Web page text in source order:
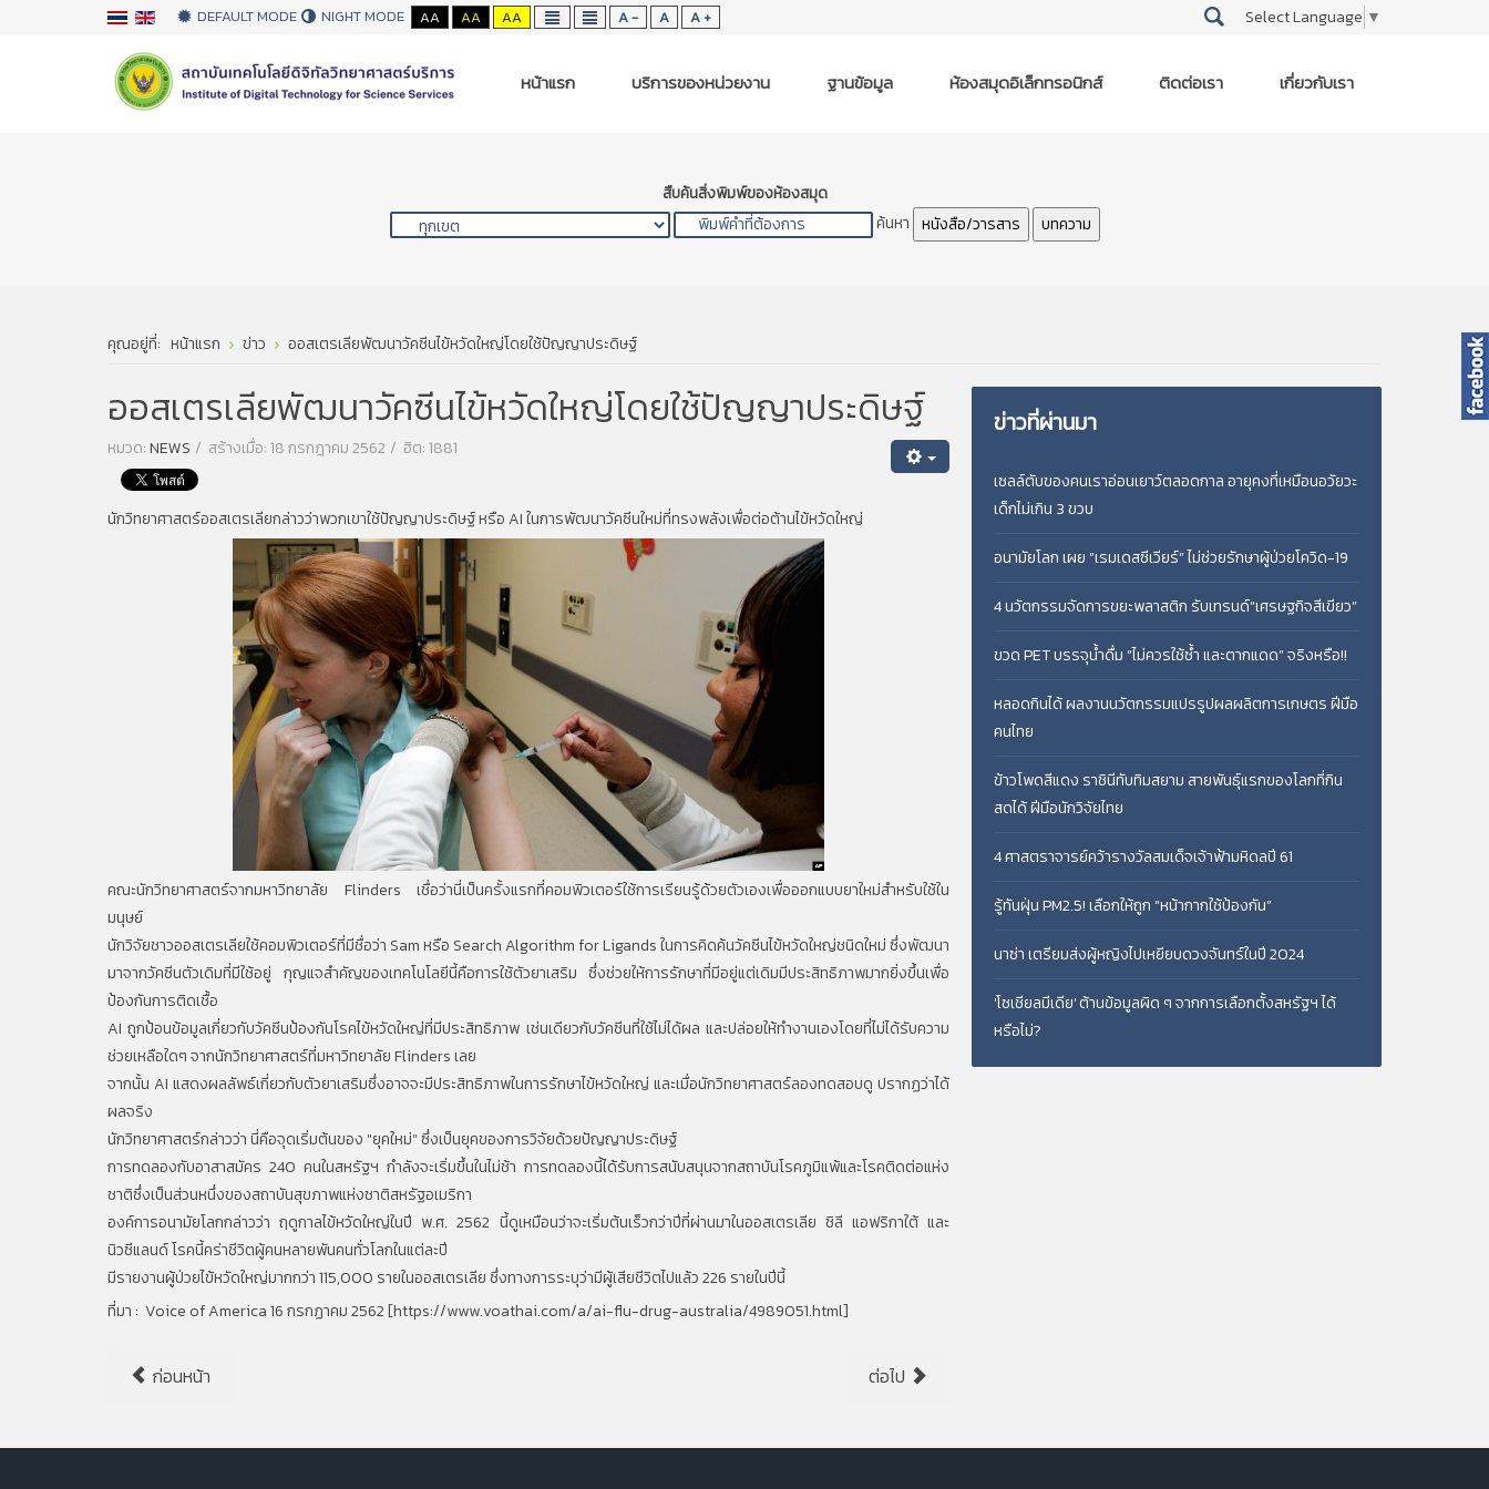
DEFAULT MODE NIGHT MODE AA AA AA A - A A + Select Language ▼
หน้าแรก บริการของหน่วยงาน ฐานข้อมูล ห้องสมุดอิเล็กทรอนิกส์ ติดต่อเรา เกี่ยวกับเรา
สืบค้นสิ่งพิมพ์ของห้องสมุด
ค้นหา หนังสือ/วารสาร บทความ
คุณอยู่ที่: หน้าแรก ข่าว ออสเตรเลียพัฒนาวัคซีนไข้หวัดใหญ่โดยใช้ปัญญาประดิษฐ์
ออสเตรเลียพัฒนาวัคซีนไข้หวัดใหญ่โดยใช้ปัญญาประดิษฐ์
หมวด:NEWS สร้างเมื่อ: 18 กรกฎาคม 2562 ฮิต: 1881
นักวิทยาศาสตร์ออสเตรเลียกล่าวว่าพวกเขาใช้ปัญญาประดิษฐ์ หรือ AI ในการพัฒนาวัคซีนใหม่ที่ทรงพลังเพื่อต่อต้านไข้หวัดใหญ่
คณะนักวิทยาศาสตร์จากมหาวิทยาลัย Flinders เชื่อว่านี่เป็นครั้งแรกที่คอมพิวเตอร์ใช้การเรียนรู้ด้วยตัวเองเพื่อออกแบบยาใหม่สำหรับใช้ใน
มนุษย์
นักวิจัยชาวออสเตรเลียใช้คอมพิวเตอร์ที่มีชื่อว่า Sam หรือ Search Algorithm for Ligands ในการคิดค้นวัคซีนไข้หวัดใหญ่ชนิดใหม่ ซึ่งพัฒนา
มาจากวัคซีนตัวเดิมที่มีใช้อยู่ กุญแจสำคัญของเทคโนโลยีนี้คือการใช้ตัวยาเสริม ซึ่งช่วยให้การรักษาที่มีอยู่แต่เดิมมีประสิทธิภาพมากยิ่งขึ้นเพื่อ
ป้องกันการติดเชื้อ
AI ถูกป้อนข้อมูลเกี่ยวกับวัคซีนป้องกันโรคไข้หวัดใหญ่ที่มีประสิทธิภาพ เช่นเดียวกับวัคซีนที่ใช้ไม่ได้ผล และปล่อยให้ทำงานเองโดยที่ไม่ได้รับความ
ช่วยเหลือใดๆ จากนักวิทยาศาสตร์ที่มหาวิทยาลัย Flinders เลย
จากนั้น AI แสดงผลลัพธ์เกี่ยวกับตัวยาเสริมซึ่งอาจจะมีประสิทธิภาพในการรักษาไข้หวัดใหญ่ และเมื่อนักวิทยาศาสตร์ลองทดสอบดู ปรากฏว่าได้
ผลจริง
นักวิทยาศาสตร์กล่าวว่า นี่คือจุดเริ่มต้นของ "ยุคใหม่" ซึ่งเป็นยุคของการวิจัยด้วยปัญญาประดิษฐ์
การทดลองกับอาสาสมัคร 240 คนในสหรัฐฯ กำลังจะเริ่มขึ้นในไม่ช้า การทดลองนี้ได้รับการสนับสนุนจากสถาบันโรคภูมิแพ้และโรคติดต่อแห่ง
ชาติซึ่งเป็นส่วนหนึ่งของสถาบันสุขภาพแห่งชาติสหรัฐอเมริกา
องค์การอนามัยโลกกล่าวว่า ฤดูกาลไข้หวัดใหญ่ในปี พ.ศ. 2562 นี้ดูเหมือนว่าจะเริ่มต้นเร็วกว่าปีที่ผ่านมาในออสเตรเลีย ชิลี แอฟริกาใต้ และ
นิวซีแลนด์ โรคนี้คร่าชีวิตผู้คนหลายพันคนทั่วโลกในแต่ละปี
มีรายงานผู้ป่วยไข้หวัดใหญ่มากกว่า 115,000 รายในออสเตรเลีย ซึ่งทางการระบุว่ามีผู้เสียชีวิตไปแล้ว 226 รายในปีนี้
ที่มา : Voice of America 16 กรกฏาคม 2562 [https://www.voathai.com/a/ai-flu-drug-australia/4989051.html]
ก่อนหน้า ต่อไป
ข่าวที่ผ่านมา
เซลล์ตับของคนเราอ่อนเยาว์ตลอดกาล อายุคงที่เหมือนอวัยวะ
เด็กไม่เกิน 3 ขวบ
อนามัยโลก เผย “เรมเดสซีเวียร์” ไม่ช่วยรักษาผู้ป่วยโควิด-19
4 นวัตกรรมจัดการขยะพลาสติก รับเทรนด์“เศรษฐกิจสีเขียว”
ขวด PET บรรจุน้ำดื่ม “ไม่ควรใช้ซ้ำ และตากแดด” จริงหรือ!!
หลอดกินได้ ผลงานนวัตกรรมแปรรูปผลผลิตการเกษตร ฝีมือ
คนไทย
ข้าวโพดสีแดง ราชินีทับทิมสยาม สายพันธุ์แรกของโลกที่กิน
สดได้ ฝีมือนักวิจัยไทย
4 ศาสตราจารย์คว้ารางวัลสมเด็จเจ้าฟ้ามหิดลปี 61
รู้ทันฝุ่น PM2.5! เลือกให้ถูก “หน้ากากใช้ป้องกัน”
นาซ่า เตรียมส่งผู้หญิงไปเหยียบดวงจันทร์ในปี 2024
'โซเชียลมีเดีย' ต้านข้อมูลผิด ๆ จากการเลือกตั้งสหรัฐฯ ได้
หรือไม่?